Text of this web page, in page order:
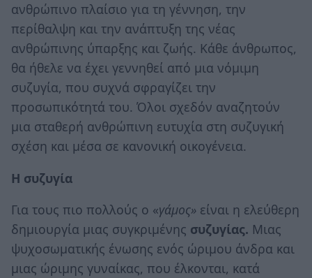
ανθρώπινο πλαίσιο για τη γέννηση, την
περίθαλψη και την ανάπτυξη της νέας
ανθρώπινης ύπαρξης και ζωής. Κάθε άνθρωπος,
θα ήθελε να έχει γεννηθεί από μια νόμιμη
συζυγία, που συχνά σφραγίζει την
προσωπικότητά του. Όλοι σχεδόν αναζητούν
μια σταθερή ανθρώπινη ευτυχία στη συζυγική
σχέση και μέσα σε κανονική οικογένεια.
Η συζυγία
Για τους πιο πολλούς ο «γάμος» είναι η ελεύθερη
δημιουργία μιας συγκριμένης συζυγίας. Μιας
ψυχοσωματικής ένωσης ενός ώριμου άνδρα και
μιας ώριμης γυναίκας, που έλκονται, κατά